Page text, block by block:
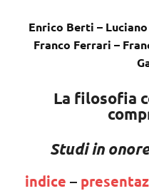
Enrico Berti –
Franco Ferrari –
La filosofia
Studi in
indice –